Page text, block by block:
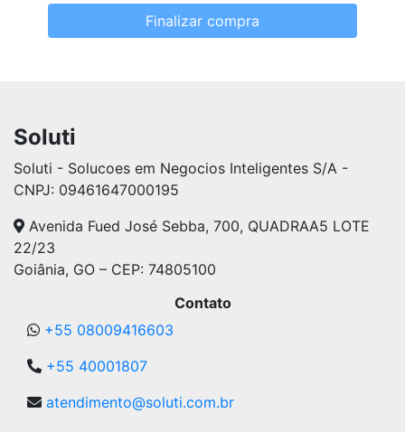
Finalizar compra
Soluti
Soluti - Solucoes em Negocios Inteligentes S/A -
CNPJ: 09461647000195
Avenida Fued José Sebba, 700, QUADRAA5 LOTE
22/23
Goiânia, GO – CEP: 74805100
Contato
+55 08009416603
+55 40001807
atendimento@soluti.com.br